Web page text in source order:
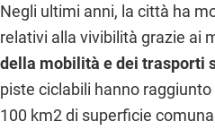
Negli ultimi anni, la città ha
relativi alla vivibilità grazie ai
della mobilità e dei trasporti
piste ciclabili hanno
100 km2di superficie